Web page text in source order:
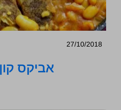
27/10/2018
אביקס